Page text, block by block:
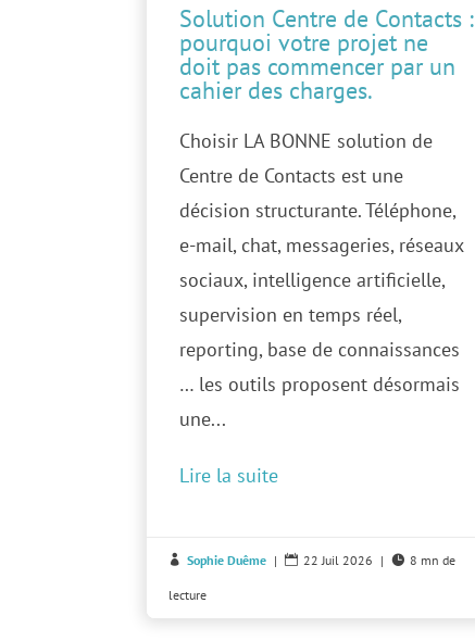
Solution Centre de Contacts :
pourquoi votre projet ne
doit pas commencer par un
cahier des charges.
Choisir LA BONNE solution de
Centre de Contacts est une
décision structurante. Téléphone,
e-mail, chat, messageries, réseaux
sociaux, intelligence artificielle,
supervision en temps réel,
reporting, base de connaissances
… les outils proposent désormais
une...
Lire la suite
 Sophie Duême |  22 Juil 2026 |  8 mn de
lecture